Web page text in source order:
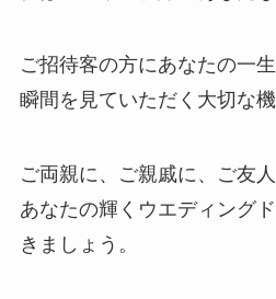
ご招待客の方にあなたの一
瞬間を見ていただく大切な機
ご両親に、ご親戚に、ご友
あなたの輝くウエディング
きましょう。